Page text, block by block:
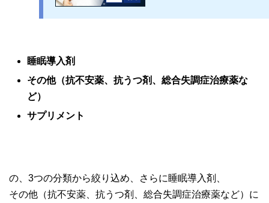
睡眠導入剤
その他（抗不安薬、抗うつ剤、総合失調症治療薬な
ど）
サプリメント
の、3つの分類から絞り込め、さらに睡眠導入剤、
その他（抗不安薬、抗うつ剤、総合失調症治療薬など）に